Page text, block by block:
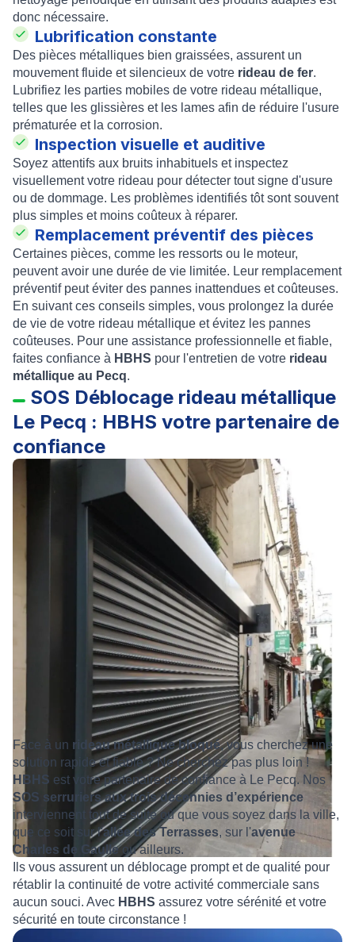
donc nécessaire.
Lubrification constante
Des pièces métalliques bien graissées, assurent un
mouvement fluide et silencieux de votre rideau de fer.
Lubrifiez les parties mobiles de votre rideau métallique,
telles que les glissières et les lames afin de réduire l'usure
prématurée et la corrosion.
Inspection visuelle et auditive
Soyez attentifs aux bruits inhabituels et inspectez
visuellement votre rideau pour détecter tout signe d'usure
ou de dommage. Les problèmes identifiés tôt sont souvent
plus simples et moins coûteux à réparer.
Remplacement préventif des pièces
Certaines pièces, comme les ressorts ou le moteur,
peuvent avoir une durée de vie limitée. Leur remplacement
préventif peut éviter des pannes inattendues et coûteuses.
En suivant ces conseils simples, vous prolongez la durée
de vie de votre rideau métallique et évitez les pannes
coûteuses. Pour une assistance professionnelle et fiable,
faites confiance à HBHS pour l'entretien de votre rideau
métallique au Pecq.
SOS Déblocage rideau métallique
Le Pecq : HBHS votre partenaire de
confiance
Face à un rideau métallique bloqué, vous cherchez une
solution rapide et fiable ? Ne cherchez pas plus loin !
HBHS est votre partenaire de confiance à Le Pecq. Nos
SOS serruriers aux trois décennies d’expérience
interviennent tout de suite où que vous soyez dans la ville,
que ce soit sur l'allée des Terrasses, sur l'avenue
Charles de Gaulleou ailleurs.
Ils vous assurent un déblocage prompt et de qualité pour
rétablir la continuité de votre activité commerciale sans
aucun souci. Avec HBHS assurez votre sérénité et votre
sécurité en toute circonstance !